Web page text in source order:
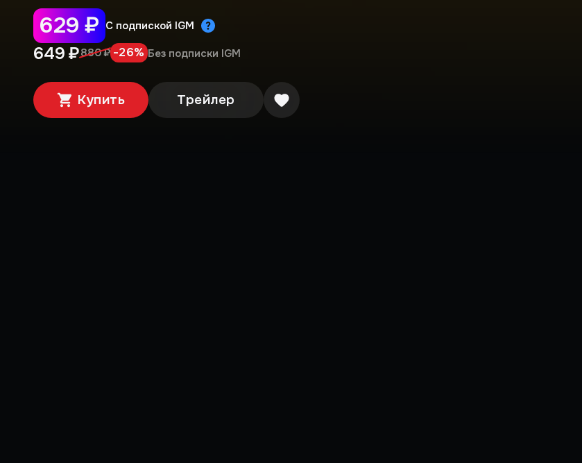
629 ₽ С подпиской IGM
649 ₽880 ₽ -26% Без подписки IGM
Купить Трейлер